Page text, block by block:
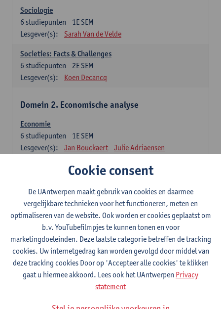
Sociologie
1E SEM
6 studiepunten
Lesgever(s):
Sarah Van de Velde
Societies: Facts & Challenges
2E SEM
6 studiepunten
Lesgever(s):
Koen Decancq
Domein 2. Economische analyse
Economie
1E SEM
6 studiepunten
Lesgever(s):
Jan Bouckaert Julie Adriaensen
Domein 3. Bedrijfseconomie
Accountancy
1E/2E SEM
6studiepunten
Lesgever(s):
Tom Van Caneghem Christine Lippens
Domein 6. Kwantitatieve methoden
Beschrijvende statistiek en kansrekenen
2E SEM
3studiepunten
Stephan Van der Veeken
Cookie consent
De UAntwerpen maakt gebruik van cookies en daarmee
vergelijkbare technieken voor het functioneren, meten en
optimaliseren van de website. Ook worden er cookies geplaatst om
b.v. YouTubefilmpjes te kunnen tonen en voor
marketingdoeleinden. Deze laatste categorie betreffen de tracking
cookies. Uw internetgedrag kan worden gevolgd door middel van
deze tracking cookies Door op 'Accepteer alle cookies' te klikken
gaat u hiermee akkoord. Lees ook het UAntwerpen Privacy
statement